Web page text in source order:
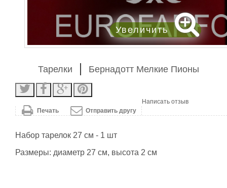
Увеличить
Тарелки Бернадотт Мелкие Пионы
Отправить другу
Печать
Написать отзыв
Набор тарелок 27 см - 1 шт
Размеры: диаметр 27 см, высота 2 см